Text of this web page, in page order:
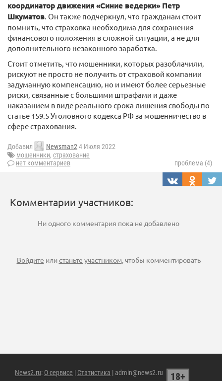
координатор движения «Синие ведерки» Петр
Шкуматов. Он также подчеркнул, что гражданам стоит
помнить, что страховка необходима для сохранения
финансового положения в сложной ситуации, а не для
дополнительного незаконного заработка.
Стоит отметить, что мошенники, которых разоблачили,
рискуют не просто не получить от страховой компании
задуманную компенсацию, но и имеют более серьезные
риски, связанные с большими штрафами и даже
наказанием в виде реального срока лишения свободы по
статье 159.5 Уголовного кодекса РФ за мошенничество в
сфере страхования.
Добавил Newsman24 Июля 2022
мошенники, страхование
нет комментариев
проблема (4)
Комментарии участников:
Ни одного комментария пока не добавлено
Войдите илистаньте участником, чтобы комментировать
News2.ru: О сервисе | Статистика | admin@news2.ru 18+